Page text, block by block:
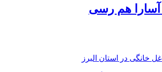
آسارا هم رسی